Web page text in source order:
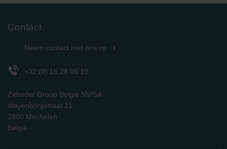
Contact
Neem contact met ons op
+32 (0) 15 28 05 10
Zehnder Group België NV/SA
Wayenborgstraat 21
2800 Mechelen
België